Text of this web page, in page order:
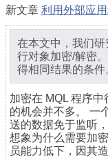
新文章 利用外部应
在本文中，我们
行对象加密/解密
得相同结果的条件
加密在 MQL 程序
的机会并不多。 一
送的数据免于监听
想象为什么需要加
员能力低下，因其